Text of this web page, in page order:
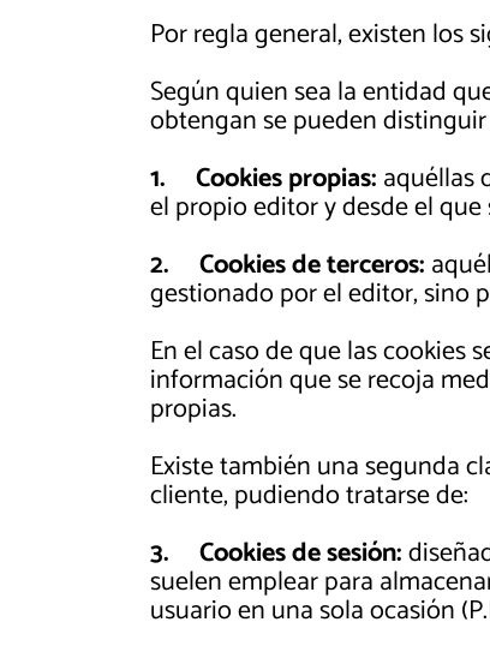
Por regla general, existen los
Según quien sea la entidad
obtengan se pueden
1. Cookies propias:aquéllas
el propio editor y desde el
2. Cookies de terceros:
gestionado por el editor, sino
En el caso de que las
información que se recoja
propias.
Existe también una segunda
cliente, pudiendo tratarse de:
3. Cookies de sesión:
suelen emplear para
usuario en una sola ocasión